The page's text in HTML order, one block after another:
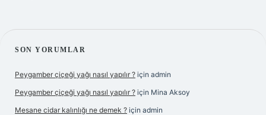
SIDEBAR
SON YORUMLAR
Peygamber çiçeği yağı nasıl yapılır ? için admin
Peygamber çiçeği yağı nasıl yapılır ? için Mina Aksoy
Mesane cidar kalınlığı ne demek ? için admin